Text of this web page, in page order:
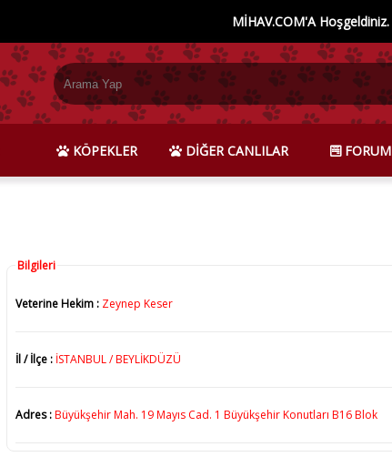
MİHAV.COM'A Hoşgeldiniz.
KÖPEKLER DİĞER CANLILAR FORUM
Bilgileri
Veterine Hekim : Zeynep Keser
İl / İlçe : İSTANBUL / BEYLİKDÜZÜ
Adres :Büyükşehir Mah. 19 Mayıs Cad. 1 Büyükşehir Konutları B16 Blok